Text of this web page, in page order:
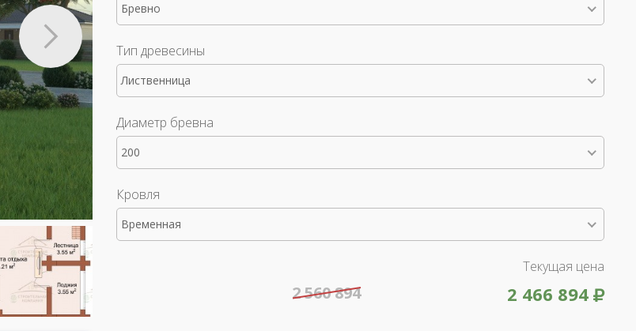
Бревно
Тип древесины
Лиственница
Диаметр бревна
200
Кровля
Временная
Текущая цена
2 466 894
2 560 894